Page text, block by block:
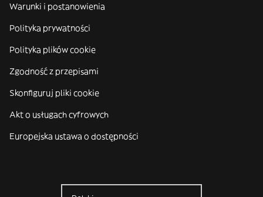
Warunki i postanowienia
Polityka prywatności
Polityka plików cookie
Zgodność z przepisami
Skonfiguruj pliki cookie
Akt o usługach cyfrowych
Europejska ustawa o dostępności